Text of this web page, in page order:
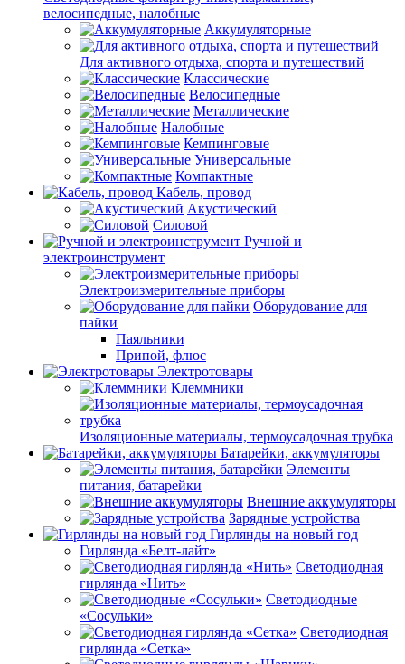
велосипедные, налобные
Аккумуляторные
Для активного отдыха, спорта и путешествий
Классические
Велосипедные
Металлические
Налобные
Кемпинговые
Универсальные
Компактные
Кабель, провод
Акустический
Силовой
Ручной и
электроинструмент
Электроизмерительные приборы
Оборудование для
пайки
Паяльники
Припой, флюс
Электротовары
Клеммники
Изоляционные материалы, термоусадочная трубка
Батарейки, аккумуляторы
Элементы
питания, батарейки
Внешние аккумуляторы
Зарядные устройства
Гирлянды на новый год
Гирлянда «Белт-лайт»
Светодиодная
гирлянда «Нить»
Светодиодные
«Сосульки»
Светодиодная
гирлянда «Сетка»